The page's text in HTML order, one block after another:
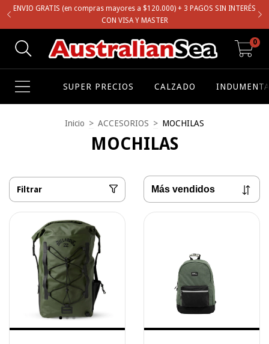
ENVIO GRATIS (en compras mayores a $120.000) + 3 PAGOS SIN INTERÉS
CON VISA Y MASTER
0
SUPER PRECIOS CALZADO
Inicio > ACCESORIOS > MOCHILAS
MOCHILAS
Filtrar